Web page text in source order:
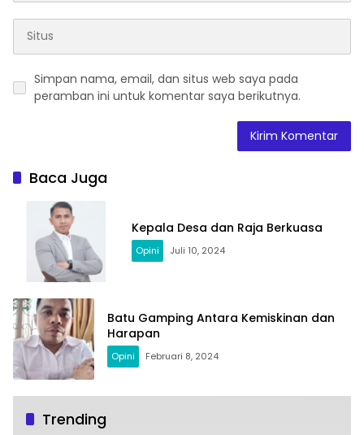
Simpan nama, email, dan situs web saya pada
peramban ini untuk komentar saya berikutnya.
Baca Juga
Kepala Desa dan Raja Berkuasa
Opini Juli 10, 2024
Batu Gamping Antara Kemiskinan dan
Harapan
Opini Februari 8, 2024
Trending